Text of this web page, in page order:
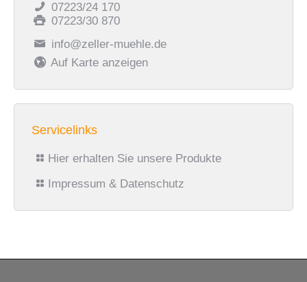
07223/24 170
07223/30 870
info@zeller-muehle.de
Auf Karte anzeigen
Servicelinks
Hier erhalten Sie unsere Produkte
Impressum & Datenschutz